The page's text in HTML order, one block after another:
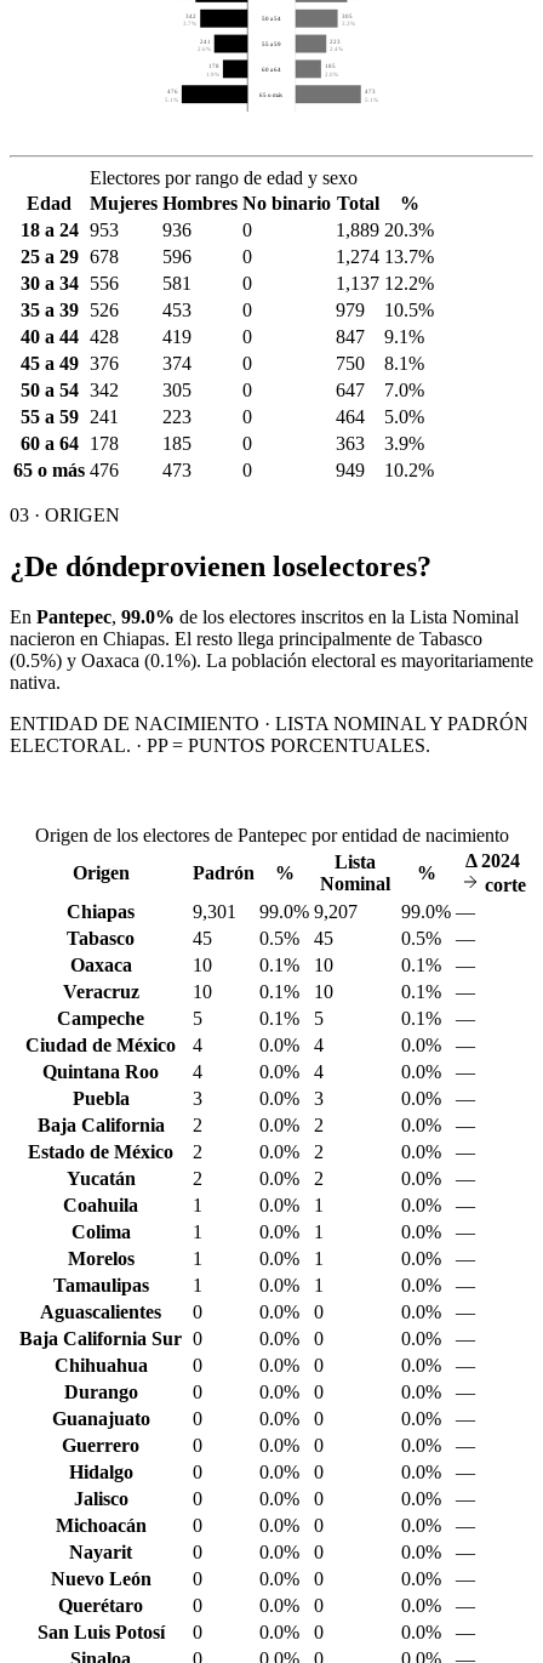
342
3.7%
305
3.3%
50 a 54
241
2.6%
223
2.4%
55 a 59
178
1.9%
185
2.0%
60 a 64
476
5.1%
473
5.1%
65 o más
Electores por rango de edad y sexo
Edad
Mujeres Hombres No binario Total
%
18 a 24 953 936 0 1,889 20.3%
25 a 29 678 596 0 1,274 13.7%
30 a 34
556 581 0 1,137 12.2%
35 a 39
526 453 0 979
10.5%
40 a 44 428 419 0 847
9.1%
45 a 49 376 374 0 750
8.1%
50 a 54 342 305 0 647
7.0%
55 a 59
241 223 0 464
5.0%
60 a 64
178 185 0 363
3.9%
65 o más 476 473 0 949 10.2%
03 · ORIGEN
¿De dóndeprovienen loselectores?
En Pantepec, 99.0% de los electores inscritos en la Lista Nominal
nacieron en Chiapas. El resto llega principalmente de Tabasco
(0.5%) y Oaxaca (0.1%). La población electoral es mayoritariamente
nativa.
ENTIDAD DE NACIMIENTO · LISTA NOMINAL Y PADRÓN
ELECTORAL. · PP = PUNTOS PORCENTUALES.
Origen de los electores de Pantepec por entidad de nacimiento
Origen
Padrón %
Lista
Nominal
%
Δ2024
corte
Chiapas
9,301 99.0% 9,207 99.0% —
Tabasco
45 0.5% 45 0.5%
—
Oaxaca
10 0.1% 10 0.1%
—
Veracruz
10 0.1% 10 0.1%
—
Campeche
5 0.1% 5 0.1%
—
Ciudad de México
4 0.0% 4 0.0%
—
Quintana Roo
4 0.0% 4 0.0%
—
Puebla
3 0.0% 3 0.0%
—
Baja California
2 0.0% 2 0.0%
—
Estado de México
2 0.0% 2 0.0%
—
Yucatán
2 0.0% 2 0.0%
—
Coahuila
1 0.0% 1 0.0%
—
Colima
1 0.0% 1 0.0%
—
Morelos
1 0.0% 1 0.0%
—
Tamaulipas
1 0.0% 1 0.0%
—
Aguascalientes
0 0.0% 0 0.0%
—
Baja California Sur 0 0.0% 0 0.0%
—
Chihuahua
0 0.0% 0 0.0%
—
Durango
0 0.0% 0 0.0%
—
Guanajuato
0 0.0% 0 0.0%
—
Guerrero
0 0.0% 0 0.0%
—
Hidalgo
0 0.0% 0 0.0%
—
Jalisco
0 0.0% 0 0.0%
—
Michoacán
0 0.0% 0 0.0%
—
Nayarit
0 0.0% 0 0.0%
—
Nuevo León
0 0.0% 0 0.0%
—
Querétaro
0 0.0% 0 0.0%
—
San Luis Potosí
0 0.0% 0 0.0%
—